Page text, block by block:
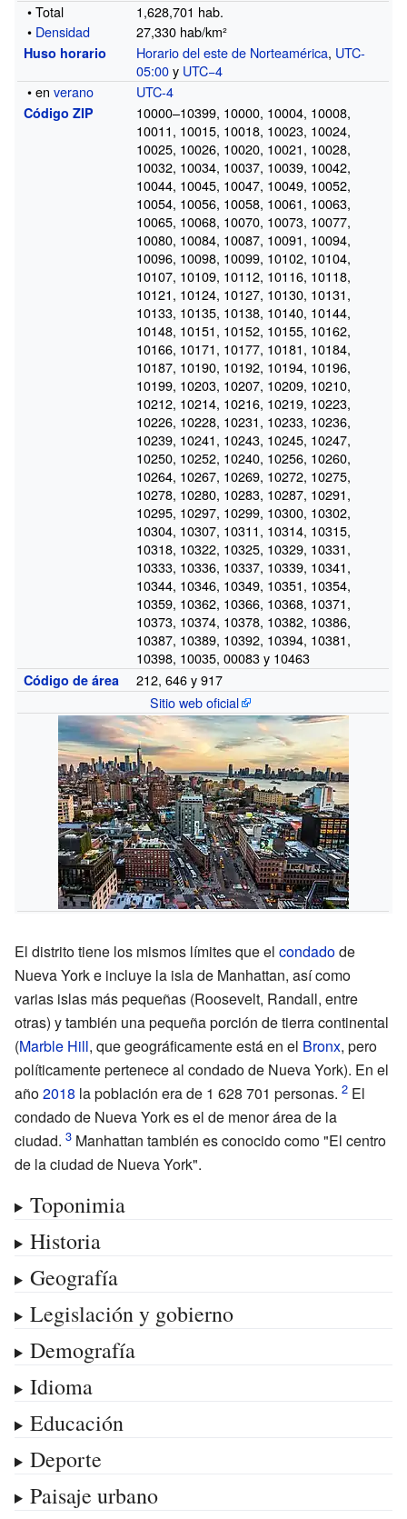
• Total 1,628,701 hab.
• Densidad 27,330 hab/km²
Huso horario Horario del este de Norteamérica, UTC-
05:00y UTC−4
• enverano UTC-4
Código ZIP
10000–10399, 10000, 10004, 10008,
10011, 10015, 10018, 10023, 10024,
10025, 10026, 10020, 10021, 10028,
10032, 10034, 10037, 10039, 10042,
10044, 10045, 10047, 10049, 10052,
10054, 10056, 10058, 10061, 10063,
10065, 10068, 10070, 10073, 10077,
10080, 10084, 10087, 10091, 10094,
10096, 10098, 10099, 10102, 10104,
10107, 10109, 10112, 10116, 10118,
10121, 10124, 10127, 10130, 10131,
10133, 10135, 10138, 10140, 10144,
10148, 10151, 10152, 10155, 10162,
10166, 10171, 10177, 10181, 10184,
10187, 10190, 10192, 10194, 10196,
10199, 10203, 10207, 10209, 10210,
10212, 10214, 10216, 10219, 10223,
10226, 10228, 10231, 10233, 10236,
10239, 10241, 10243, 10245, 10247,
10250, 10252, 10240, 10256, 10260,
10264, 10267, 10269, 10272, 10275,
10278, 10280, 10283, 10287, 10291,
10295, 10297, 10299, 10300, 10302,
10304, 10307, 10311, 10314, 10315,
10318, 10322, 10325, 10329, 10331,
10333, 10336, 10337, 10339, 10341,
10344, 10346, 10349, 10351, 10354,
10359, 10362, 10366, 10368, 10371,
10373, 10374, 10378, 10382, 10386,
10387, 10389, 10392, 10394, 10381,
10398, 10035, 00083 y 10463
Código de área
212, 646 y 917
Sitio web oficial
El distrito tiene los mismos límites que el condadode
Nueva York e incluye la isla de Manhattan, así como
varias islas más pequeñas (Roosevelt, Randall, entre
otras) y también una pequeña porción de tierra continental
(Marble Hill, que geográficamente está en el Bronx, pero
políticamente pertenece al condado de Nueva York). En el
año2018 la población era de 1 628 701 personas.
El
condado de Nueva York es el de menor área de la
ciudad.
Manhattan también es conocido como "El centro
de la ciudad de Nueva York".
Toponimia
Historia
Geografía
Legislación y gobierno
Demografía
Idioma
Educación
Deporte
Paisaje urbano